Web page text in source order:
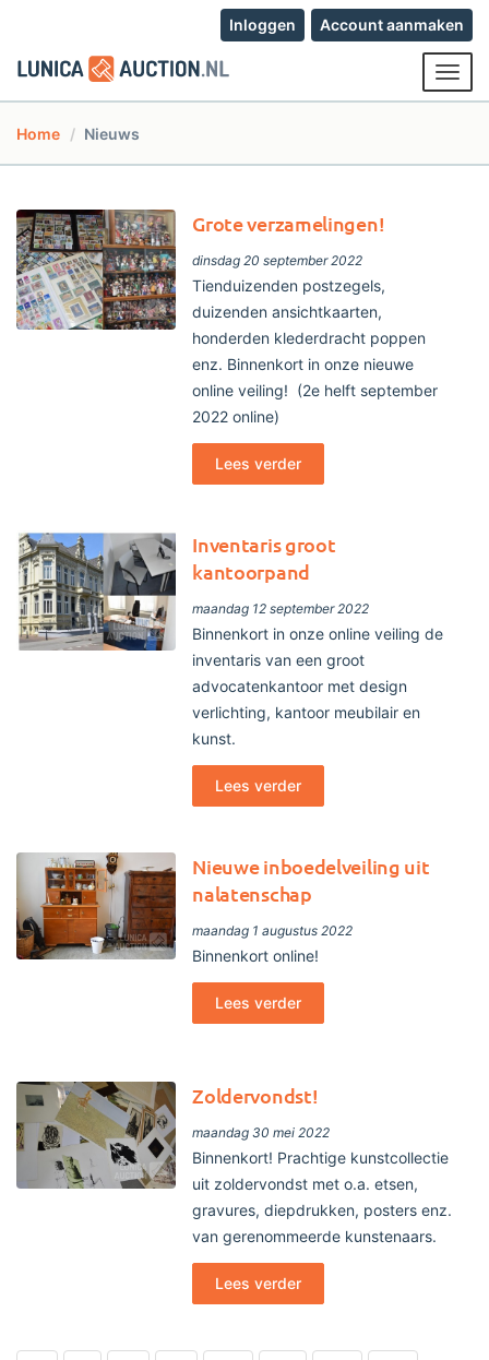
Inloggen Account aanmaken
Home
Nieuws
Grote verzamelingen!
dinsdag 20 september 2022
Tienduizenden postzegels,
duizenden ansichtkaarten,
honderden klederdracht poppen
enz. Binnenkort in onze nieuwe
online veiling! (2e helft september
2022 online)
Lees verder
Inventaris groot
kantoorpand
maandag 12 september 2022
Binnenkort in onze online veiling de
inventaris van een groot
advocatenkantoor met design
verlichting, kantoor meubilair en
kunst.
Lees verder
Nieuwe inboedelveiling uit
nalatenschap
maandag 1 augustus 2022
Binnenkort online!
Lees verder
Zoldervondst!
maandag 30 mei 2022
Binnenkort! Prachtige kunstcollectie
uit zoldervondst met o.a. etsen,
gravures, diepdrukken, posters enz.
van gerenommeerde kunstenaars.
Lees verder